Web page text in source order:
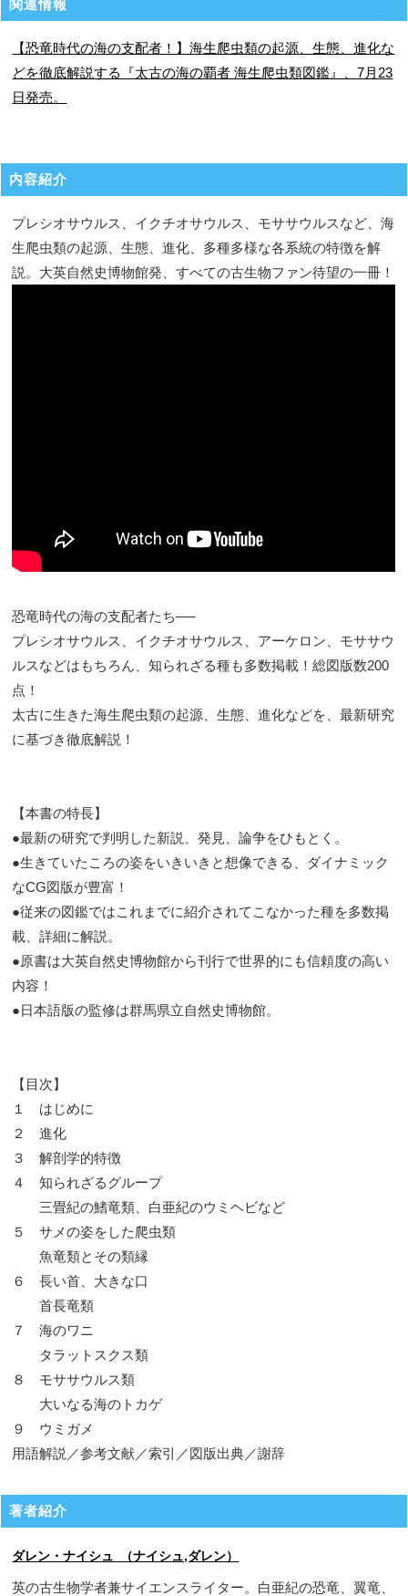
関連情報
【恐竜時代の海の支配者！】海生爬虫類の起源、生態、進化な
どを徹底解説する『太古の海の覇者 海生爬虫類図鑑』、7月23
日発売。
内容紹介
プレシオサウルス、イクチオサウルス、モササウルスなど、海
生爬虫類の起源、生態、進化、多種多様な各系統の特徴を解
説。大英自然史博物館発、すべての古生物ファン待望の一冊！
恐竜時代の海の支配者たち──
プレシオサウルス、イクチオサウルス、アーケロン、モササウ
ルスなどはもちろん、知られざる種も多数掲載！総図版数200
点！
太古に生きた海生爬虫類の起源、生態、進化などを、最新研究
に基づき徹底解説！
【本書の特長】
●最新の研究で判明した新説、発見、論争をひもとく。
●生きていたころの姿をいきいきと想像できる、ダイナミック
なCG図版が豊富！
●従来の図鑑ではこれまでに紹介されてこなかった種を多数掲
載、詳細に解説。
●原書は大英自然史博物館から刊行で世界的にも信頼度の高い
内容！
●日本語版の監修は群馬県立自然史博物館。
【目次】
１ はじめに
２ 進化
３ 解剖学的特徴
４ 知られざるグループ
三畳紀の鰭竜類、白亜紀のウミヘビなど
５ サメの姿をした爬虫類
魚竜類とその類縁
６ 長い首、大きな口
首長竜類
７ 海のワニ
タラットスクス類
８ モササウルス類
大いなる海のトカゲ
９ ウミガメ
用語解説／参考文献／索引／図版出典／謝辞
著者紹介
ダレン・ナイシュ （ナイシュ,ダレン）
英の古生物学者兼サイエンスライター。白亜紀の恐竜、翼竜、